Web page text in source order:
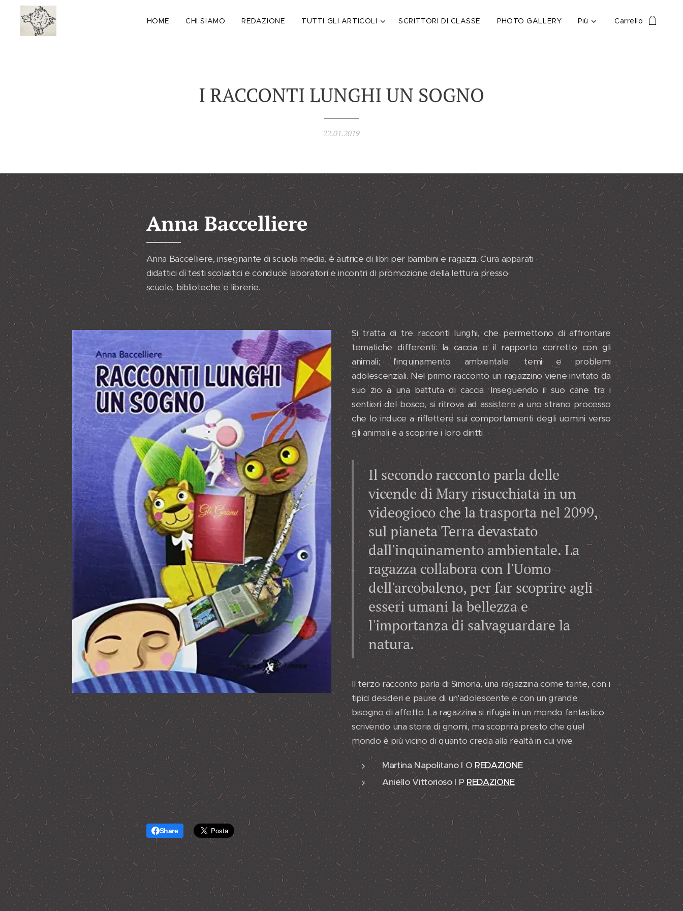
HOME CHI SIAMO REDAZIONE TUTTI GLI ARTICOLI SCRITTORI DI CLASSE PHOTO GALLERY Più Carrello
I RACCONTI LUNGHI UN SOGNO
22.01.2019
Anna Baccelliere
Anna Baccelliere, insegnante di scuola media, è autrice di libri per bambini e ragazzi. Cura apparati
didattici di testi scolastici e conduce laboratori e incontri di promozione della lettura presso
scuole, biblioteche e librerie.
Si tratta di tre racconti lunghi, che permettono di affrontare
tematiche differenti: la caccia e il rapporto corretto con gli
animali; l'inquinamento ambientale; temi e problemi
adolescenziali. Nel primo racconto un ragazzino viene invitato da
suo zio a una battuta di caccia. Inseguendo il suo cane tra i
sentieri del bosco, si ritrova ad assistere a uno strano processo
che lo induce a riflettere sui comportamenti degli uomini verso
gli animali e a scoprire i loro diritti.
Il secondo racconto parla delle
vicende di Mary risucchiata in un
videogioco che la trasporta nel 2099,
sul pianeta Terra devastato
dall'inquinamento ambientale. La
ragazza collabora con l'Uomo
dell'arcobaleno, per far scoprire agli
esseri umani la bellezza e
l'importanza di salvaguardare la
natura.
Il terzo racconto parla di Simona, una ragazzina come tante, con i
tipici desideri e paure di un'adolescente e con un grande
bisogno di affetto. La ragazzina si rifugia in un mondo fantastico
scrivendo una storia di gnomi, ma scoprirà presto che quel
mondo è più vicino di quanto creda alla realtà in cui vive.
Martina Napolitano I OREDAZIONE
Aniello Vittorioso I PREDAZIONE
Share